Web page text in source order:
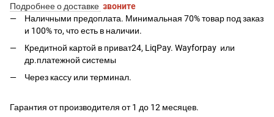
Подробнее о доставке звоните
Наличными предоплата. Минимальная 70% товар под заказ
и 100% то, что есть в наличии.
Кредитной картой в приват24, LiqPay. Wayforpay или
др.платежной системы
Через кассу или терминал.
Гарантия от производителя от 1 до 12 месяцев.